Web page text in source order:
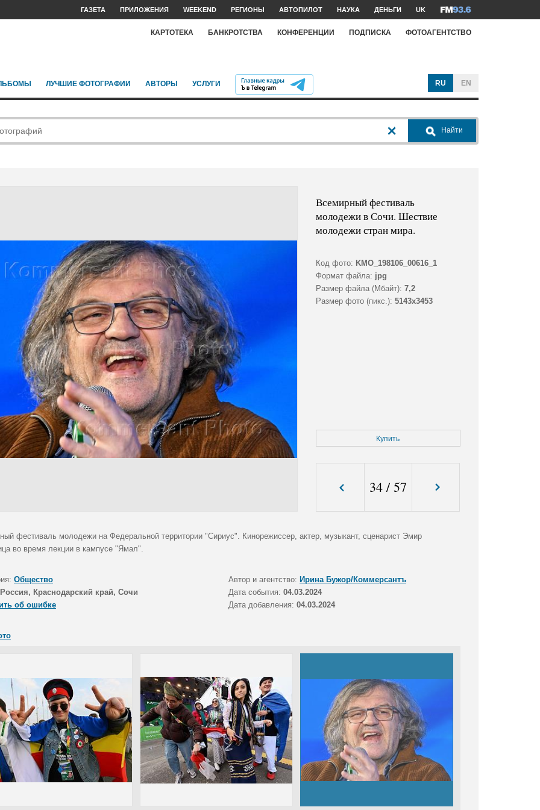
ГАЗЕТА ПРИЛОЖЕНИЯ WEEKEND РЕГИОНЫ АВТОПИЛОТ НАУКА ДЕНЬГИ UK
КАРТОТЕКА БАНКРОТСТВА КОНФЕРЕНЦИИ ПОДПИСКА ФОТОАГЕНТСТВО
ЛУЧШИЕ ФОТОГРАФИИ АВТОРЫ УСЛУГИ RU EN
Найти
Всемирный фестиваль
молодежи в Сочи. Шествие
молодежи стран мира.
Код фото: KMO_198106_00616_1
Формат файла: jpg
Размер файла (Мбайт): 7,2
Размер фото (пикс.): 5143x3453
Купить
34/57
фестиваль молодежи на Федеральной территории "Сириус". Кинорежиссер, актер, музыкант, сценарист Эмир
во время лекции в кампусе "Ямал".
Общество Автор и агентство: Ирина Бужор/Коммерсантъ
Россия, Краснодарский край, Сочи Дата события: 04.03.2024
об ошибке
Дата добавления: 04.03.2024